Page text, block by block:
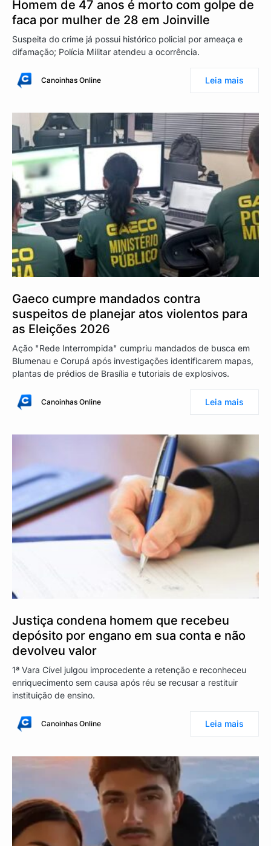
Homem de 47 anos é morto com golpe de
faca por mulher de 28 em Joinville
Suspeita do crime já possui histórico policial por ameaça e
difamação; Polícia Militar atendeu a ocorrência.
Canoinhas Online Leia mais
Gaeco cumpre mandados contra
suspeitos de planejar atos violentos para
as Eleições 2026
Ação "Rede Interrompida" cumpriu mandados de busca em
Blumenau e Corupá após investigações identificarem mapas,
plantas de prédios de Brasília e tutoriais de explosivos.
Canoinhas Online Leia mais
Justiça condena homem que recebeu
depósito por engano em sua conta e não
devolveu valor
1ª Vara Cível julgou improcedente a retenção e reconheceu
enriquecimento sem causa após réu se recusar a restituir
instituição de ensino.
Canoinhas Online Leia mais